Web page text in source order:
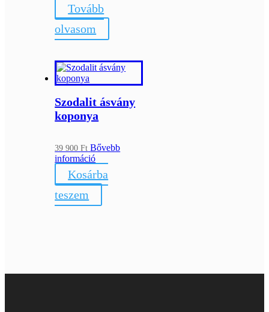
Tovább
olvasom
Szodalit ásvány
koponya
39 900Ft Bővebb
információ
Kosárba
teszem